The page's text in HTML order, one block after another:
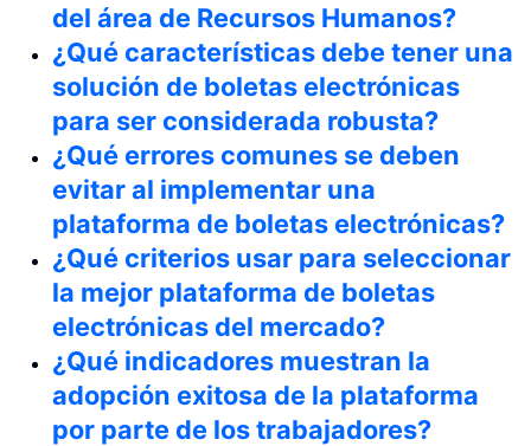
del área de Recursos Humanos?
¿Qué características debe tener una
solución de boletas electrónicas
para ser considerada robusta?
¿Qué errores comunes se deben
evitar al implementar una
plataforma de boletas electrónicas?
¿Qué criterios usar para seleccionar
la mejor plataforma de boletas
electrónicas del mercado?
¿Qué indicadores muestran la
adopción exitosa de la plataforma
por parte de los trabajadores?